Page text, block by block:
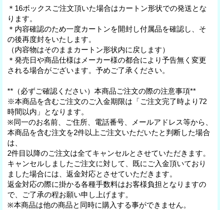
＊16ボックスご注文頂いた場合はカートン形状での発送とな
ります。
＊内容確認のため一度カートンを開封し付属品を確認し、そ
の後再度封をいたします。
（内容物はそのままカートン形状内に戻します）
＊発売日や商品仕様はメーカー様の都合により予告無く変更
される場合がございます。予めご了承ください。
**（必ずご確認ください）本商品ご注文の際の注意事項**
※本商品を含むご注文のご入金期限は「ご注文完了時より72
時間以内」となります。
※同一のお名前、ご住所、電話番号、メールアドレス等から、
本商品を含む注文を2件以上ご注文いただいたと判断した場合
は、
2件目以降のご注文は全てキャンセルとさせていただきます。
キャンセルしましたご注文に対して、既にご入金頂いており
ました場合には、返金対応とさせていただきます。
返金対応の際に掛かる各種手数料はお客様負担となりますの
で、ご了承の程お願い申し上げます。
※本商品は他の商品と同時に購入する事ができません。